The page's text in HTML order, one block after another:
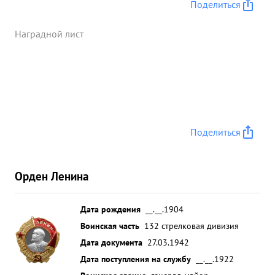
руководил боями, воодушевляя своим личным
под- 1 виги. Будучи трижды раненым ни разу не
Правительственной наградой "орден"ЛЕНИНА". ...»
Поделиться
Наградной лист
Поделиться
Орден Ленина
Дата рождения
__.__.1904
Воинская часть 132 стрелковая дивизия
Дата документа 27.03.1942
Дата поступления на службу
__.__.1922